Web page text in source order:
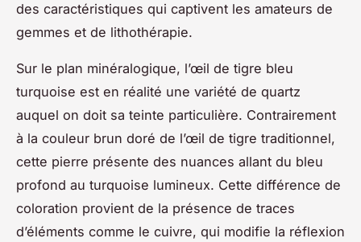
des caractéristiques qui captivent les amateurs de
gemmes et de lithothérapie.
Sur le plan minéralogique, l’œil de tigre bleu
turquoise est en réalité une variété de quartz
auquel on doit sa teinte particulière. Contrairement
à la couleur brun doré de l’œil de tigre traditionnel,
cette pierre présente des nuances allant du bleu
profond au turquoise lumineux. Cette différence de
coloration provient de la présence de traces
d’éléments comme le cuivre, qui modifie la réflexion